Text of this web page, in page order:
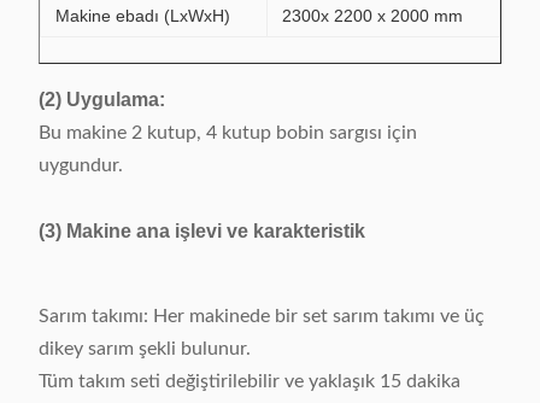
Makine ebadı (LxWxH) 2300x 2200 x 2000 mm
(2) Uygulama:
Bu makine 2 kutup, 4 kutup bobin sargısı için
uygundur.
(3) Makine ana işlevi ve karakteristik
Sarım takımı: Her makinede bir set sarım takımı ve üç
dikey sarım şekli bulunur.
Tüm takım seti değiştirilebilir ve yaklaşık 15 dakika